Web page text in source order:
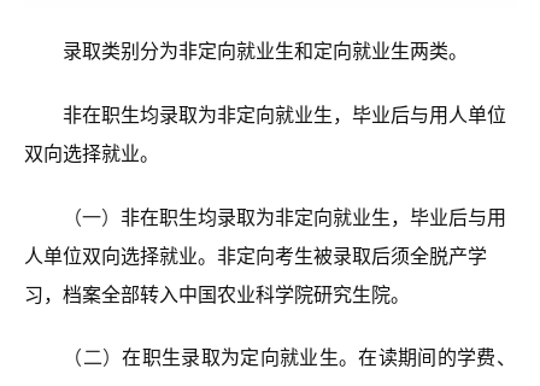
录取类别分为非定向就业生和定向就业生两类。
非在职生均录取为非定向就业生，毕业后与用人单位
双向选择就业。
（一）非在职生均录取为非定向就业生，毕业后与用
人单位双向选择就业。非定向考生被录取后须全脱产学
习，档案全部转入中国农业科学院研究生院。
（二）在职生录取为定向就业生。在读期间的学费、